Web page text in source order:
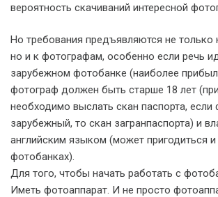
вероятность скачиваний интересной
Но требования предъявляются не только
но и к фотографам, особенно если речь
зарубежном фотобанке (наиболее
фотограф должен быть старше 18 лет
необходимо выслать скан паспорта, если
зарубежный, то скан загранпаспорта) и
английским языком (может пригодиться и
фотобанках).
Для того, чтобы начать работать с
Иметь фотоаппарат. И не просто